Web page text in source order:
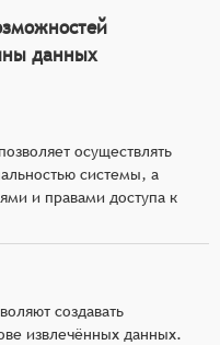
данных
осуществлять
системы, а
и правами доступа к
создавать
извлечённых данных.